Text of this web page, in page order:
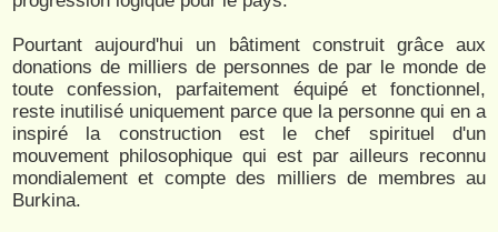
Pourtant aujourd'hui un bâtiment construit grâce aux
donations de milliers de personnes de par le monde de
toute confession, parfaitement équipé et fonctionnel,
reste inutilisé uniquement parce que la personne qui en a
inspiré la construction est le chef spirituel d'un
mouvement philosophique qui est par ailleurs reconnu
mondialement et compte des milliers de membres au
Burkina.